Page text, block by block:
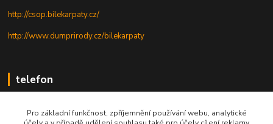
http://csop.bilekarpaty.cz/
http://www.dumprirody.cz/bilekarpaty
telefon
Pro základní funkčnost, zpříjemnění používání webu, analytické